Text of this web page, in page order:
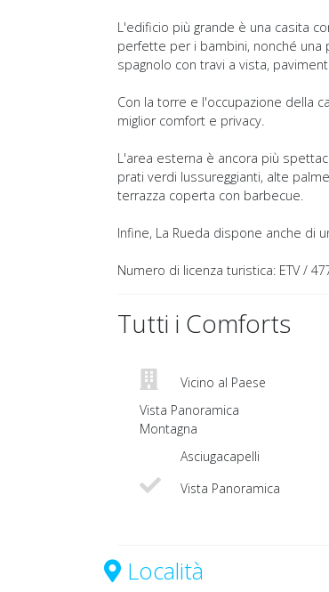
L'edificio più grande è una casita
perfette per i bambini, nonché una
spagnolo con travi a vista,
Con la torre e l'occupazione della
miglior comfort e privacy.
L'area esterna è ancora più
prati verdi lussureggianti, alte
terrazza coperta con barbecue.
Infine, La Rueda dispone anche di
Numero di licenza turistica: ETV /
Tutti i Comforts
Vicino al Paese
Vista Panoramica
Montagna
Asciugacapelli
Vista Panoramica
Località